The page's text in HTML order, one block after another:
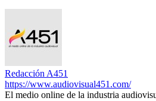
Redacción A451
https://www.audiovisual451.com/
El medio online de la industria